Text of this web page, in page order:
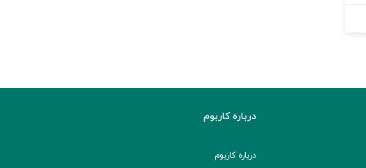
درباره کاربوم
درباره کاربوم